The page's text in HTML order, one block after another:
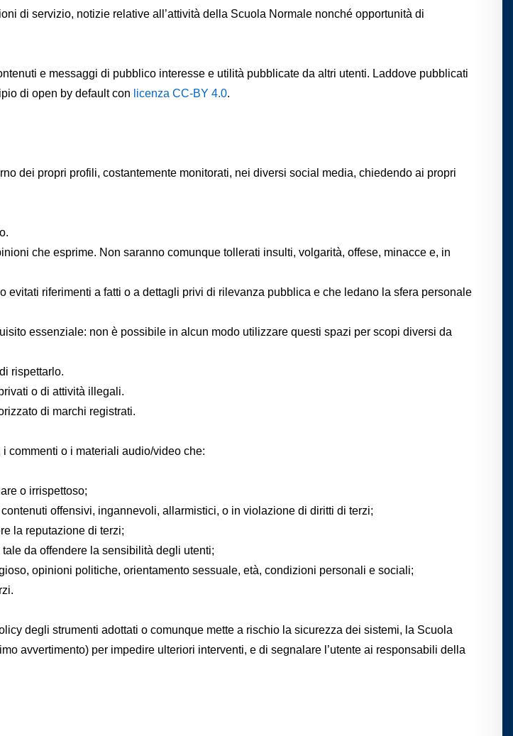
di servizio, notizie relative all’attività della Scuola Normale nonché opportunità di
e messaggi di pubblico interesse e utilità pubblicate da altri utenti. Laddove pubblicati
di open by default con licenza CC-BY 4.0.
dei propri profili, costantemente monitorati, nei diversi social media, chiedendo ai propri
che esprime. Non saranno comunque tollerati insulti, volgarità, offese, minacce e, in
evitati riferimenti a fatti o a dettagli privi di rilevanza pubblica e che ledano la sfera personale
essenziale: non è possibile in alcun modo utilizzare questi spazi per scopi diversi da
rispettarlo.
o di attività illegali.
di marchi registrati.
commenti o i materiali audio/video che:
o irrispettoso;
offensivi, ingannevoli, allarmistici, o in violazione di diritti di terzi;
la reputazione di terzi;
da offendere la sensibilità degli utenti;
opinioni politiche, orientamento sessuale, età, condizioni personali e sociali;
degli strumenti adottati o comunque mette a rischio la sicurezza dei sistemi, la Scuola
avvertimento) per impedire ulteriori interventi, e di segnalare l’utente ai responsabili della